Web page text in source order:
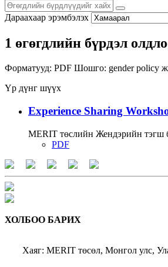
Дараахаар эрэмбэлэх
1 өгөгдлийн бүрдэл
Форматууд: PDF Шошго: gender policy
Үр дүнг шүүх
Experience Sharing
MERIT төслийн Жендэрийн тэгш
PDF
ХОЛБОО БАРИХ
Хаяг: MERIT төсөл, Монгол улс,